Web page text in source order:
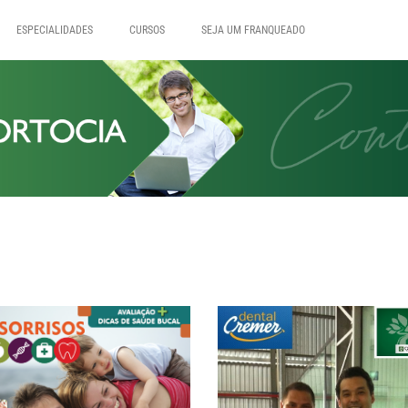
ESPECIALIDADES CURSOS SEJA UM FRANQUEADO